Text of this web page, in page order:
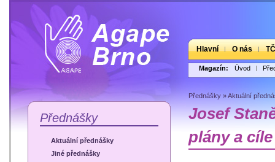
Hlavní O nás
Magazín: Úvod
Přednášky
Aktuální přednášky
Jiné přednášky
Přednášky »Aktuální
Josef
plány a cíle